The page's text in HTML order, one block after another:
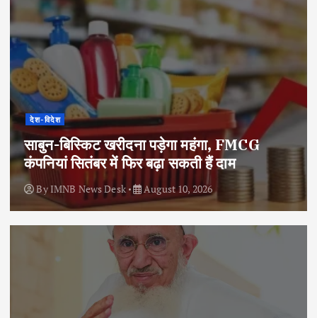
देश-विदेश
साबुन-बिस्किट खरीदना पड़ेगा महंगा, FMCG
कंपनियां सितंबर में फिर बढ़ा सकती हैं दाम
ByIMNB News Desk August 10, 2026